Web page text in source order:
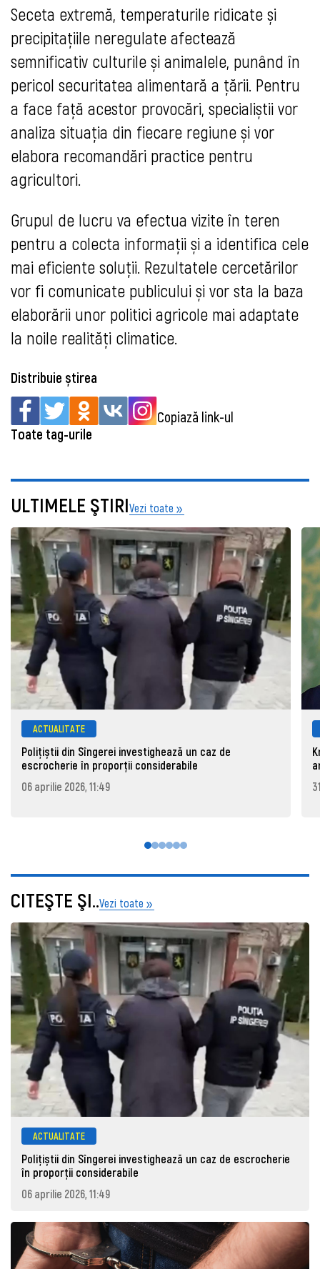
Seceta extremă, temperaturile ridicate și
precipitațiile neregulate afectează
semnificativ culturile și animalele, punând în
pericol securitatea alimentară a țării. Pentru
a face față acestor provocări, specialiștii vor
analiza situația din fiecare regiune și vor
elabora recomandări practice pentru
agricultori.
Grupul de lucru va efectua vizite în teren
pentru a colecta informații și a identifica cele
mai eficiente soluții. Rezultatele cercetărilor
vor fi comunicate publicului și vor sta la baza
elaborării unor politici agricole mai adaptate
la noile realități climatice.
Distribuie știrea
Copiază link-ul
Toate tag-urile
ULTIMELE ŞTIRIVezi toate
ACTUALITATE
Polițiștii din Sîngerei investighează un caz de
escrocherie în proporții considerabile
06 aprilie 2026, 11:49
CITEŞTE ŞI..Vezi toate
ACTUALITATE
Polițiștii din Sîngerei investighează un caz de escrocherie
în proporții considerabile
06 aprilie 2026, 11:49